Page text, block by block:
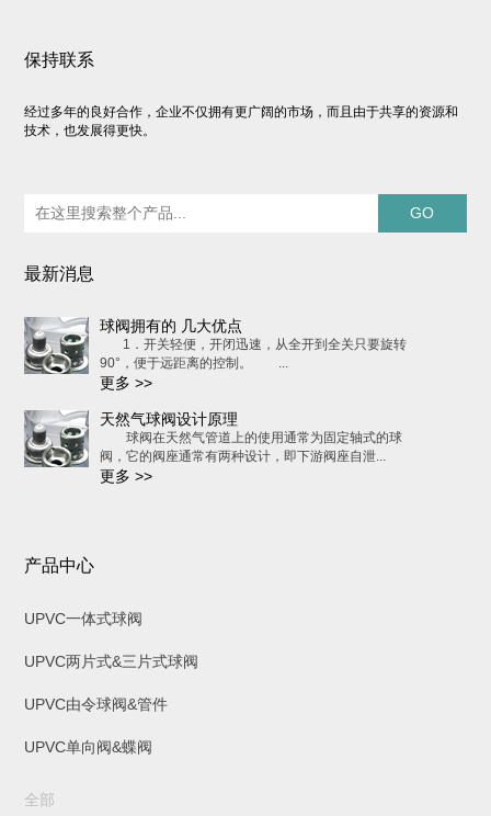
保持联系
经过多年的良好合作，企业不仅拥有更广阔的市场，而且由于共享的资源和
技术，也发展得更快。
最新消息
球阀拥有的 几大优点
1．开关轻便，开闭迅速，从全开到全关只要旋转
90°，便于远距离的控制。 ...
更多 >>
天然气球阀设计原理
球阀在天然气管道上的使用通常为固定轴式的球
阀，它的阀座通常有两种设计，即下游阀座自泄...
更多 >>
产品中心
UPVC一体式球阀
UPVC两片式&三片式球阀
UPVC由令球阀&管件
UPVC单向阀&蝶阀
全部